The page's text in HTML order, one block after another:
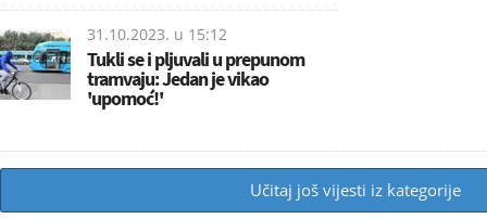
31.10.2023. u 15:12
Tukli se i pljuvali u prepunom
tramvaju: Jedan je vikao
'upomoć!'
Učitaj još vijesti iz kategorije